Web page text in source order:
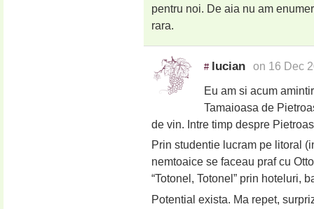
pentru noi. De aia nu am
rara.
# lucian on 16 Dec
Eu am si acum
Tamaioasa de
de vin. Intre timp despre
Prin studentie lucram pe litoral
nemtoaice se faceau praf cu
“Totonel, Totonel” prin hoteluri,
Potential exista. Ma repet,